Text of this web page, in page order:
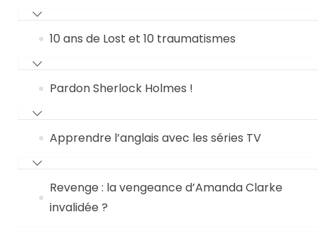
10 ans de Lost et 10 traumatismes
Pardon Sherlock Holmes !
Apprendre l’anglais avec les séries TV
Revenge : la vengeance d’Amanda Clarke
invalidée ?